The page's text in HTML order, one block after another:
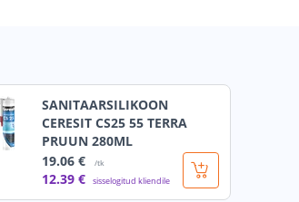
SANITAARSILIKOON
CERESIT CS25 55 TERRA
PRUUN 280ML
19.06 € /tk
12.39 € sisselogitud kliendile